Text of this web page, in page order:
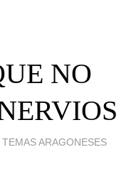
NO
TEMAS ARAGONESES